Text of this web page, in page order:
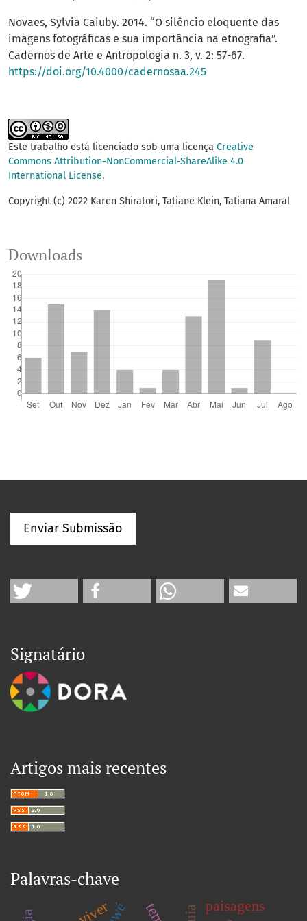
Novaes, Sylvia Caiuby. 2014. “O silêncio eloquente das
imagens fotográficas e sua importância na etnografia”.
Cadernos de Arte e Antropologia n. 3, v. 2: 57-67.
https://doi.org/10.4000/cadernosaa.245
Este trabalho está licenciado sob uma licença Creative
Commons Attribution-NonCommercial-ShareAlike 4.0
International License.
Copyright (c) 2022 Karen Shiratori, Tatiane Klein, Tatiana Amaral
Downloads
Enviar Submissão
Signatário
Artigos mais recentes
Palavras-chave
paisagens